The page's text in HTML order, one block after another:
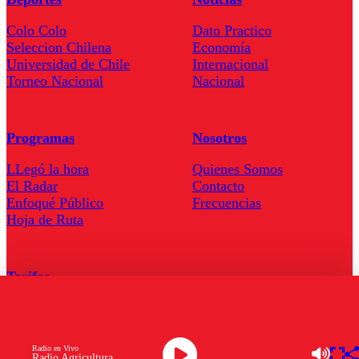
Radio en Vivo
Colo Colo
Seleccion Chilena
Universidad de Chile
Torneo Nacional
Dato Practico
Economía
Internacional
Nacional
Programas
LLegó la hora
El Radar
Enfoqué Público
Hoja de Ruta
Nosotros
Quienes Somos
Contacto
Frecuencias
Tarifas